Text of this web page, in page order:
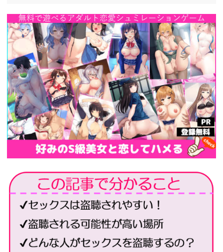
https://cv-
measurement.com/ad/p/r?
medium=191&ad=1692&creative=1386